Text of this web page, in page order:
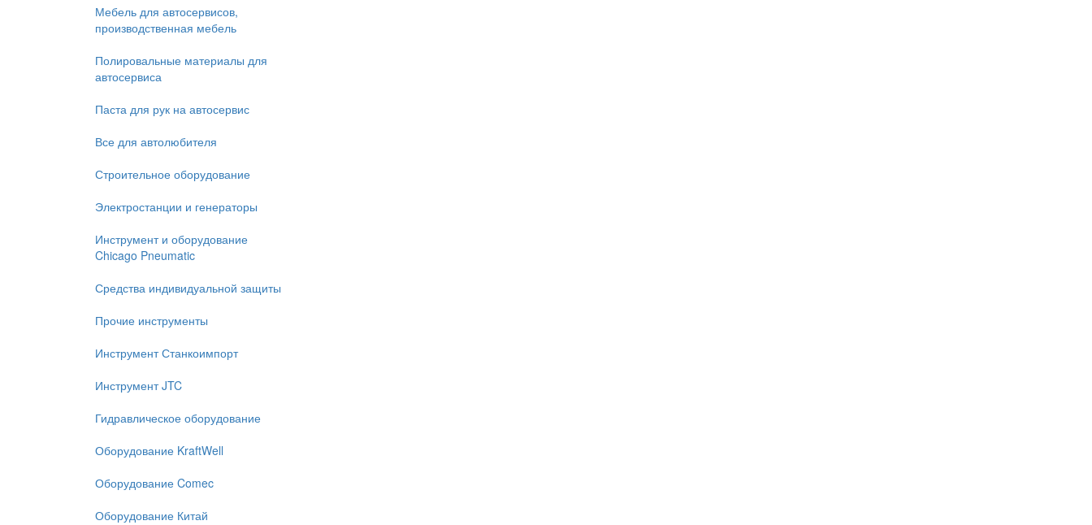
Мебель для автосервисов,
производственная мебель
Полировальные материалы для
автосервиса
Паста для рук на автосервис
Все для автолюбителя
Строительное оборудование
Электростанции и генераторы
Инструмент и оборудование
Chicago Pneumatic
Средства индивидуальной защиты
Прочие инструменты
Инструмент Станкоимпорт
Инструмент JTC
Гидравлическое оборудование
Оборудование KraftWell
Оборудование Comec
Оборудование Китай